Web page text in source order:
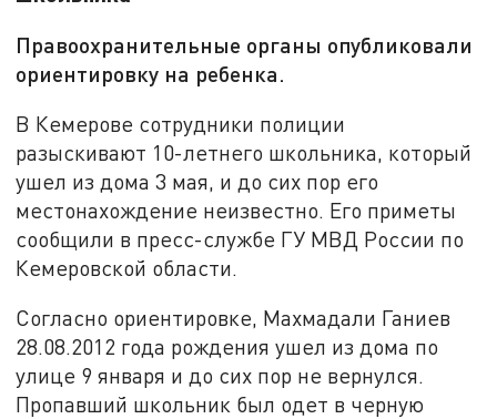
Правоохранительные органы опубликовали
ориентировку на ребенка.
В Кемерове сотрудники полиции
разыскивают 10-летнего школьника, который
ушел из дома 3 мая, и до сих пор его
местонахождение неизвестно. Его приметы
сообщили в пресс-службе ГУ МВД России по
Кемеровской области.
Согласно ориентировке, Махмадали Ганиев
28.08.2012 года рождения ушел из дома по
улице 9 января и до сих пор не вернулся.
Пропавший школьник был одет в черную